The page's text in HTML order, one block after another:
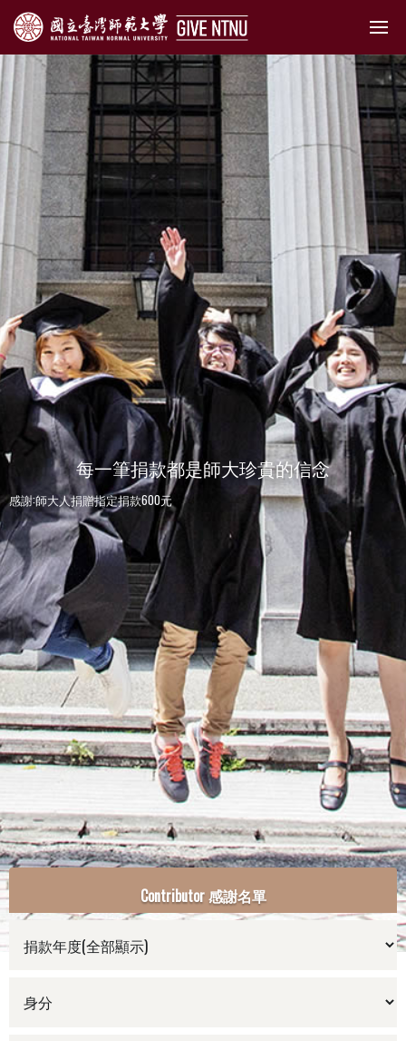
每一筆捐款都是師大珍貴的信念
感謝:師大人捐贈指定捐款600元
感謝:李家威捐贈指定捐款10,000元
Contributor 感謝名單